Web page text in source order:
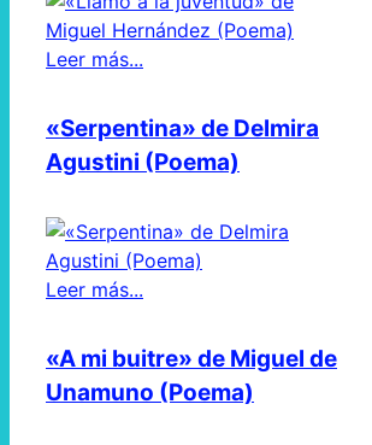
Leer más...
«Serpentina» de Delmira
Agustini (Poema)
Leer más...
«A mi buitre» de Miguel de
Unamuno (Poema)